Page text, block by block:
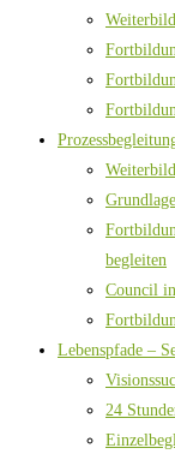
begleiten
Council
Lebenspfade –
24